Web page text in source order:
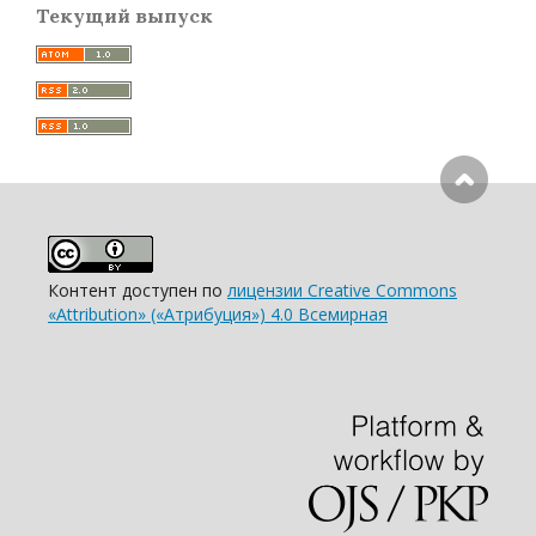
Текущий выпуск
Контент доступен по лицензии Creative Commons
«Attribution» («Атрибуция») 4.0 Всемирная